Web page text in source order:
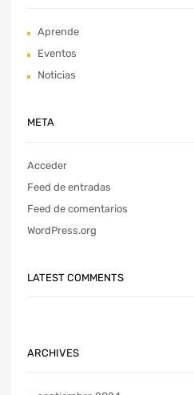
Aprende
Eventos
Noticias
META
Acceder
Feed de entradas
Feed de comentarios
WordPress.org
LATEST COMMENTS
ARCHIVES